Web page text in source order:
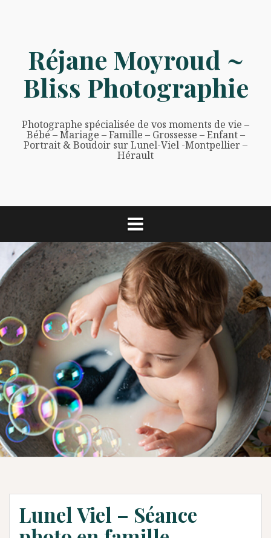
Réjane Moyroud ~
Bliss Photographie
Photographe spécialisée de vos moments de vie –
Bébé – Mariage – Famille – Grossesse – Enfant –
Portrait & Boudoir sur Lunel-Viel -Montpellier –
Hérault
Lunel Viel – Séance